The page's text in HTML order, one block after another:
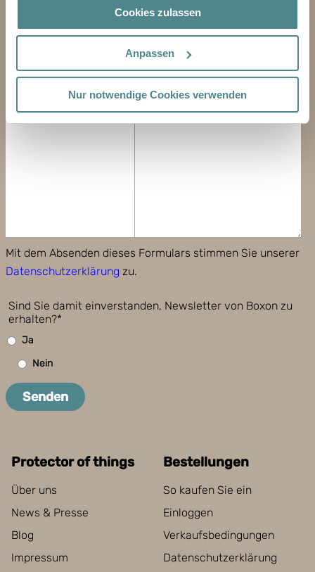
Cookies zulassen
Anpassen
Nur notwendige Cookies verwenden
TELEFON
NACHRICHT
Mit dem Absenden dieses Formulars stimmen Sie unserer
Datenschutzerklärung zu.
Sind Sie damit einverstanden, Newsletter von Boxon zu
erhalten?*
Ja
Nein
Senden
Protector of things
Über uns
News & Presse
Blog
Impressum
Bestellungen
So kaufen Sie ein
Einloggen
Verkaufsbedingungen
Datenschutzerklärung